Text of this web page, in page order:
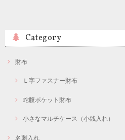
Category
財布
Ｌ字ファスナー財布
蛇腹ポケット財布
小さなマルチケース（小銭入れ）
名刺入れ